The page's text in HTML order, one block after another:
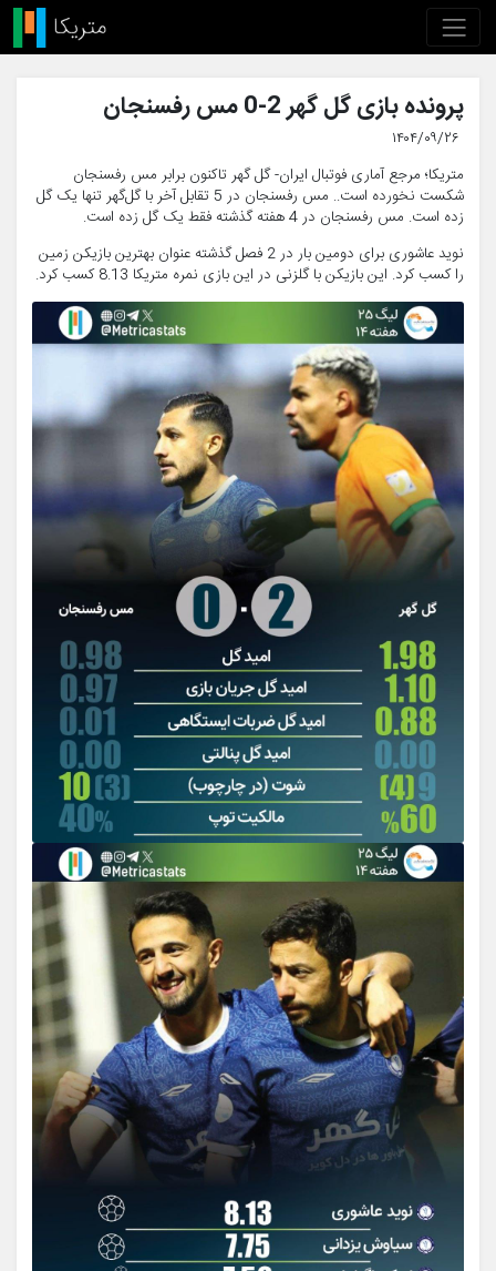
پرونده بازی گل گهر 2-0 مس رفسنجان
متریکا؛ مرجع آماری فوتبال ایران- گل گهر تاکنون برابر مس رفسنجان
شکست نخورده است.. مس رفسنجان در 5 تقابل آخر با گل‌گهر تنها یک گل
زده است. مس رفسنجان در 4 هفته گذشته فقط یک گل زده است.
نوید عاشوری برای دومین بار در 2 فصل گذشته عنوان بهترین بازیکن زمین
را کسب کرد. این بازیکن با گلزنی در این بازی نمره متریکا 8.13 کسب کرد.